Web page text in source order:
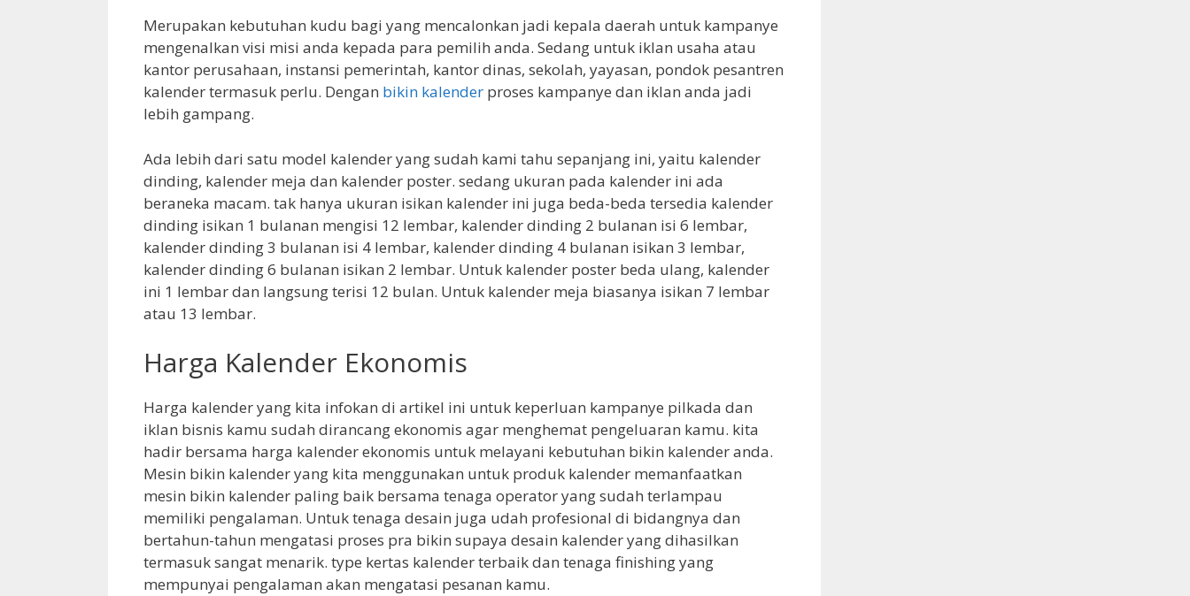
Merupakan kebutuhan kudu bagi yang mencalonkan jadi kepala daerah untuk kampanye
mengenalkan visi misi anda kepada para pemilih anda. Sedang untuk iklan usaha atau
kantor perusahaan, instansi pemerintah, kantor dinas, sekolah, yayasan, pondok pesantren
kalender termasuk perlu. Dengan bikin kalender proses kampanye dan iklan anda jadi
lebih gampang.
Ada lebih dari satu model kalender yang sudah kami tahu sepanjang ini, yaitu kalender
dinding, kalender meja dan kalender poster. sedang ukuran pada kalender ini ada
beraneka macam. tak hanya ukuran isikan kalender ini juga beda-beda tersedia kalender
dinding isikan 1 bulanan mengisi 12 lembar, kalender dinding 2 bulanan isi 6 lembar,
kalender dinding 3 bulanan isi 4 lembar, kalender dinding 4 bulanan isikan 3 lembar,
kalender dinding 6 bulanan isikan 2 lembar. Untuk kalender poster beda ulang, kalender
ini 1 lembar dan langsung terisi 12 bulan. Untuk kalender meja biasanya isikan 7 lembar
atau 13 lembar.
Harga Kalender Ekonomis
Harga kalender yang kita infokan di artikel ini untuk keperluan kampanye pilkada dan
iklan bisnis kamu sudah dirancang ekonomis agar menghemat pengeluaran kamu. kita
hadir bersama harga kalender ekonomis untuk melayani kebutuhan bikin kalender anda.
Mesin bikin kalender yang kita menggunakan untuk produk kalender memanfaatkan
mesin bikin kalender paling baik bersama tenaga operator yang sudah terlampau
memiliki pengalaman. Untuk tenaga desain juga udah profesional di bidangnya dan
bertahun-tahun mengatasi proses pra bikin supaya desain kalender yang dihasilkan
termasuk sangat menarik. type kertas kalender terbaik dan tenaga finishing yang
mempunyai pengalaman akan mengatasi pesanan kamu.